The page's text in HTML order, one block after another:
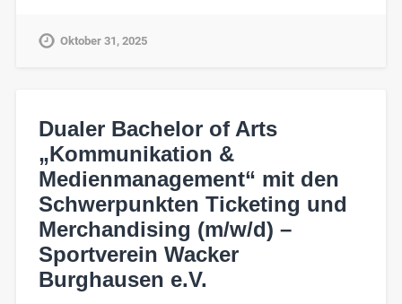
Oktober 31, 2025
Dualer Bachelor of Arts
„Kommunikation &
Medienmanagement“ mit den
Schwerpunkten Ticketing und
Merchandising (m/w/d) –
Sportverein Wacker
Burghausen e.V.